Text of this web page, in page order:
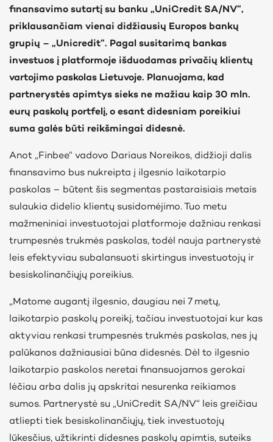
finansavimo sutartį su banku „UniCredit SA/NV“,
priklausančiam vienai didžiausių Europos bankų
grupių – „Unicredit“. Pagal susitarimą bankas
investuos į platformoje išduodamas privačių klientų
vartojimo paskolas Lietuvoje. Planuojama, kad
partnerystės apimtys sieks ne mažiau kaip 30 mln.
eurų paskolų portfelį, o esant didesniam poreikiui
suma galės būti reikšmingai didesnė.
Anot „Finbee“ vadovo Dariaus Noreikos, didžioji dalis
finansavimo bus nukreipta į ilgesnio laikotarpio
paskolas – būtent šis segmentas pastaraisiais metais
sulaukia didelio klientų susidomėjimo. Tuo metu
mažmeniniai investuotojai platformoje dažniau renkasi
trumpesnės trukmės paskolas, todėl nauja partnerystė
leis efektyviau subalansuoti skirtingus investuotojų ir
besiskolinančiųjų poreikius.
„Matome augantį ilgesnio, daugiau nei 7 metų,
laikotarpio paskolų poreikį, tačiau investuotojai kur kas
aktyviau renkasi trumpesnės trukmės paskolas, nes jų
palūkanos dažniausiai būna didesnės. Dėl to ilgesnio
laikotarpio paskolos neretai finansuojamos gerokai
lėčiau arba dalis jų apskritai nesurenka reikiamos
sumos. Partnerystė su „UniCredit SA/NV“ leis greičiau
atliepti tiek besiskolinančiųjų, tiek investuotojų
lūkesčius, užtikrinti didesnes paskolų apimtis, suteiks